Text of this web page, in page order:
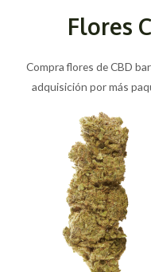
Flores
Compra flores de CBD
adquisición por más